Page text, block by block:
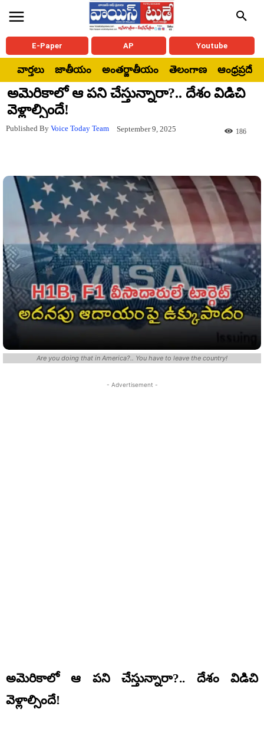
E-Paper AP Youtube
వార్తలు జాతీయం అంతర్జాతీయం తెలంగాణ ఆంధ్రప్రదేశ్
అమెరికాలో ఆ పని చేస్తున్నారా?.. దేశం విడిచి
వెళ్లాల్సిందే!
Published By Voice Today Team September 9, 2025 186
Are you doing that in America?.. You have to leave the country!
- Advertisement -
అమెరికాలో ఆ పని చేస్తున్నారా?.. దేశం విడిచి
వెళ్లాల్సిందే!